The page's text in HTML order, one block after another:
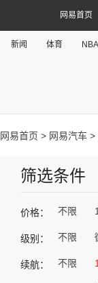
网易首页
新闻 体育 NBA
网易首页 > 网易汽车 >
筛选条件
价格： 不限
级别： 不限
续航： 不限